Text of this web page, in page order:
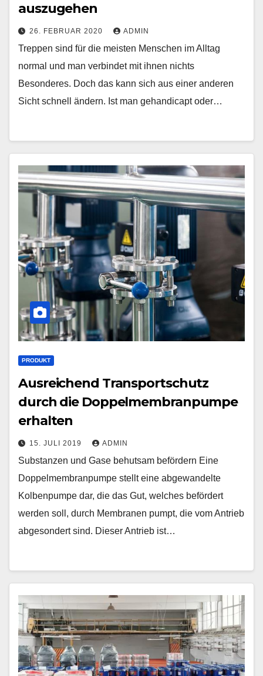
auszugehen
26. FEBRUAR 2020 ADMIN
Treppen sind für die meisten Menschen im Alltag
normal und man verbindet mit ihnen nichts
Besonderes. Doch das kann sich aus einer anderen
Sicht schnell ändern. Ist man gehandicapt oder…
PRODUKT
Ausreichend Transportschutz
durch die Doppelmembranpumpe
erhalten
15. JULI 2019 ADMIN
Substanzen und Gase behutsam befördern Eine
Doppelmembranpumpe stellt eine abgewandelte
Kolbenpumpe dar, die das Gut, welches befördert
werden soll, durch Membranen pumpt, die vom Antrieb
abgesondert sind. Dieser Antrieb ist…